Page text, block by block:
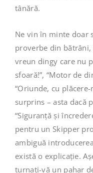
tânără.
Ne vin în minte doar
proverbe din bătrâni,
vreun dingy care nu
sfoară!”, “Motor de
“Oriunde, cu
surprins – asta dacă
“Siguranță și
pentru un Skipper
ambiguă
există o explicație.
turnați-vă un pahar